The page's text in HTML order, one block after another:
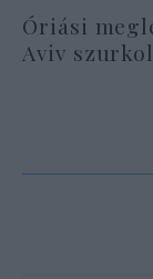
Óriási
Aviv